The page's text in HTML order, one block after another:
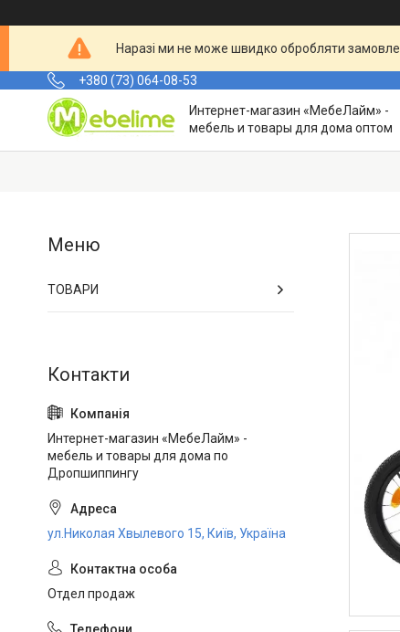
Наразі ми не може швидко обробляти
+380 (73) 064-08-53
Интернет-магазин «МебеЛайм» -
мебель и товары для дома оптом
ТОВАРИ
Интернет-магазин «МебеЛайм» -
мебель и товары для дома по
Дропшиппингу
ул.Николая Хвылевого 15, Київ, Україна
Отдел продаж